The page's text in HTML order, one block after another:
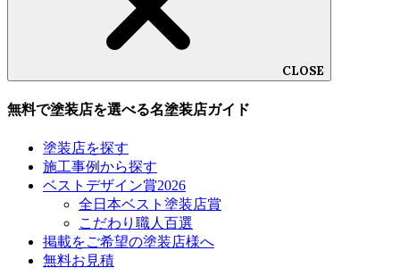
CLOSE
無料で塗装店を選べる名塗装店ガイド
塗装店を探す
施工事例から探す
ベストデザイン賞2026
全日本ベスト塗装店賞
こだわり職人百選
掲載をご希望の塗装店様へ
無料お見積